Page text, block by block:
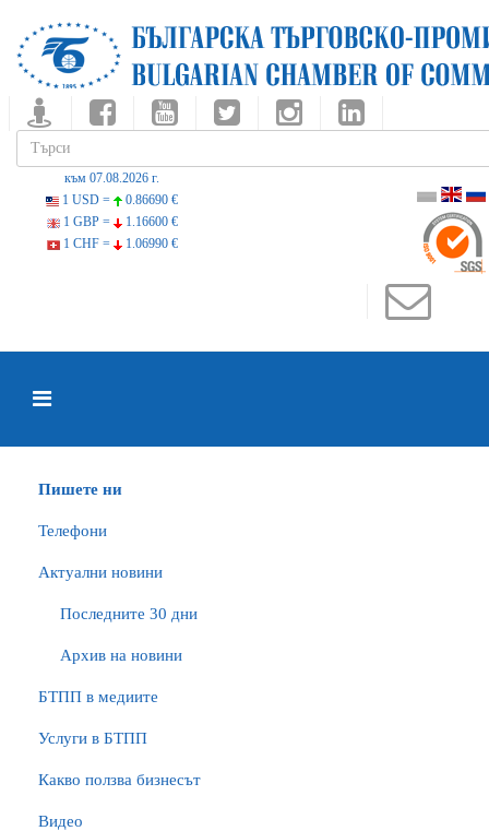
към 07.08.2026 г.
1 USD =
0.86690 €
1 GBP =
1.16600 €
1 CHF =
1.06990 €
Пишете ни
Телефони
Актуални новини
Последните 30 дни
Архив на новини
БTПП в медиите
Услуги в БТПП
Какво ползва бизнесът
Видео